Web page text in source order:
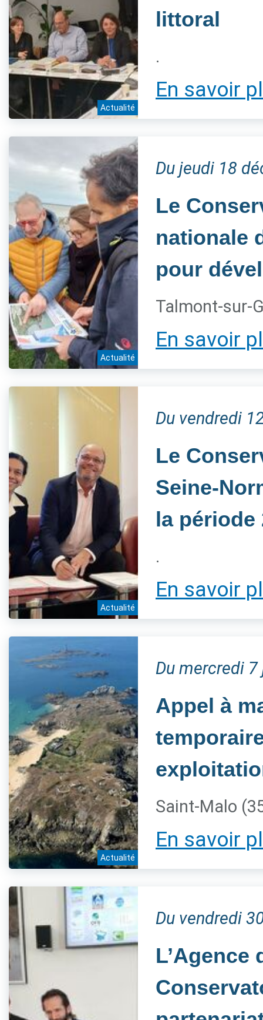
Actualité
littoral
.
En savoir
Actualité
Du jeudi 18
Le
nationale
pour
Talmont-sur-
En savoir
Actualité
Du vendredi
Le
Seine-
la période
.
En savoir
Actualité
Du mercredi
Appel à
Saint-Malo
En savoir
Du vendredi
L’Agence